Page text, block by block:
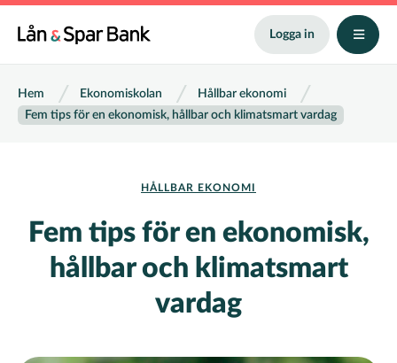
Hoppa
Logga in
Länkstig
Hem Ekonomiskolan
Hållbar ekonomi
Fem tips för en ekonomisk, hållbar och klimatsmart vardag
HÅLLBAR EKONOMI
Fem tips för en ekonomisk,
hållbar och klimatsmart
vardag